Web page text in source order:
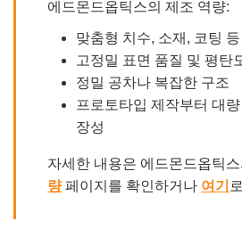
에드몬드옵틱스의 제조 역량:
맞춤형 치수, 소재, 코팅 등
고정밀 표면 품질 및 평탄
정밀 공차나 복잡한 구조
프로토타입 제작부터 대
장성
자세한 내용은 에드몬드옵틱스
량페이지를 확인하거나 여기